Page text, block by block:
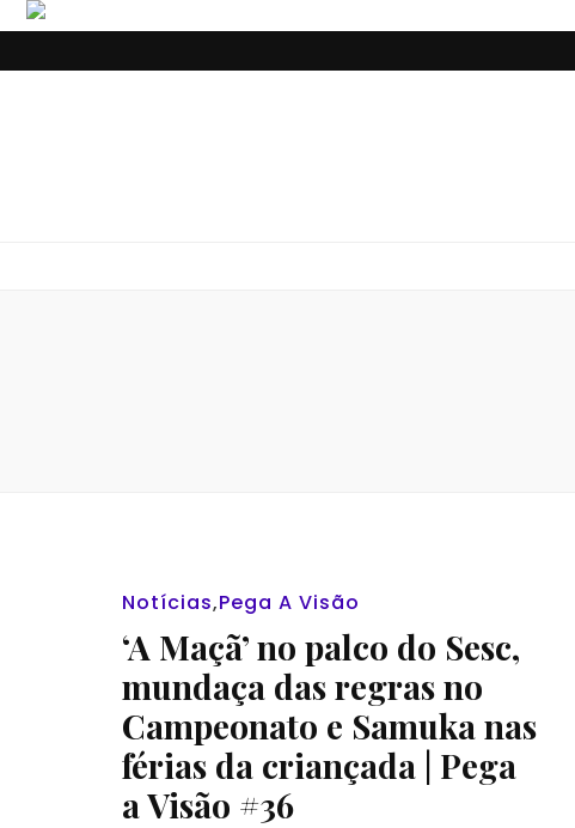
Notícias,Pega A Visão
‘A Maçã’ no palco do Sesc,
mundaça das regras no
Campeonato e Samuka nas
férias da criançada | Pega
a Visão #36